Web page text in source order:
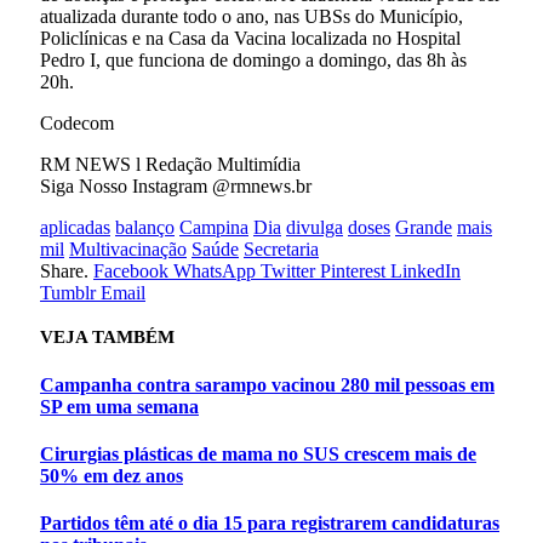
atualizada durante todo o ano, nas UBSs do Município,
Policlínicas e na Casa da Vacina localizada no Hospital
Pedro I, que funciona de domingo a domingo, das 8h às
20h.
Codecom
RM NEWS l Redação Multimídia
Siga Nosso Instagram @rmnews.br
aplicadas balanço Campina Dia divulga doses Grande mais
mil Multivacinação Saúde Secretaria
Share. Facebook WhatsApp Twitter Pinterest LinkedIn
Tumblr Email
VEJATAMBÉM
Campanha contra sarampo vacinou 280 mil pessoas em
SP em uma semana
Cirurgias plásticas de mama no SUS crescem mais de
50% em dez anos
Partidos têm até o dia 15 para registrarem candidaturas